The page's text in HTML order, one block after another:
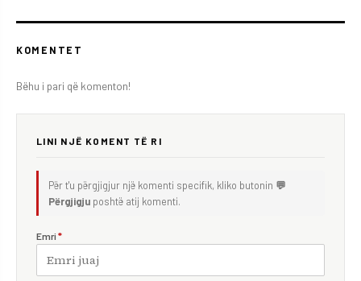
KOMENTET
Bëhu i pari që komenton!
LINI NJË KOMENT TË RI
Për t'u përgjigjur një komenti specifik, kliko butonin 💬
Përgjigju poshtë atij komenti.
Emri *